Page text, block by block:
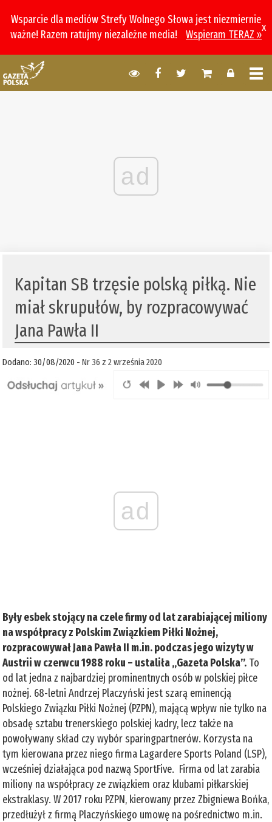
Wsparcie dla mediów Strefy Wolnego Słowa jest niezmiernie
ważne! Razem ratujmy niezależne media!
Wspieram TERAZ »
x
ad
Kapitan SB trzęsie polską piłką. Nie
miał skrupułów, by rozpracowywać
Jana Pawła II
Dodano: 30/08/2020 -Nr 36 z 2 września 2020
ad
Były esbek stojący na czele firmy od lat zarabiającej miliony
na współpracy z Polskim Związkiem Piłki Nożnej,
rozpracowywał Jana Pawła II m.in. podczas jego wizyty w
Austrii w czerwcu 1988 roku – ustaliła „Gazeta Polska”. To
od lat jedna z najbardziej prominentnych osób w polskiej piłce
nożnej. 68-letni Andrzej Placzyński jest szarą eminencją
Polskiego Związku Piłki Nożnej (PZPN), mającą wpływ nie tylko na
obsadę sztabu trenerskiego polskiej kadry, lecz także na
powoływany skład czy wybór sparingpartnerów. Korzysta na
tym kierowana przez niego firma Lagardere Sports Poland (LSP),
wcześniej działająca pod nazwą SportFive. Firma od lat zarabia
miliony na współpracy ze związkiem oraz klubami piłkarskiej
ekstraklasy. W 2017 roku PZPN, kierowany przez Zbigniewa Bońka,
przedłużył z firmą Placzyńskiego umowę na pośrednictwo m.in.